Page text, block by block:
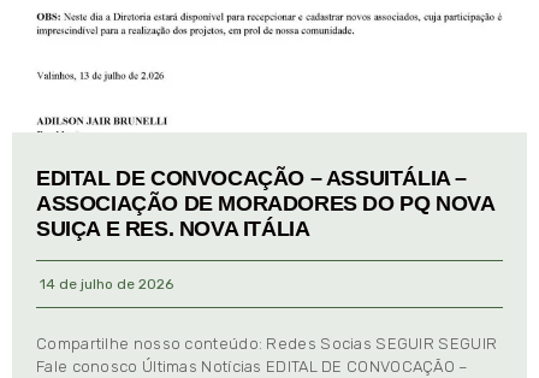
EDITAL DE CONVOCAÇÃO – ASSUITÁLIA –
ASSOCIAÇÃO DE MORADORES DO PQ NOVA
SUIÇA E RES. NOVA ITÁLIA
14 de julho de 2026
Compartilhe nosso conteúdo: Redes Socias SEGUIR SEGUIR
Fale conosco Últimas Notícias EDITAL DE CONVOCAÇÃO –